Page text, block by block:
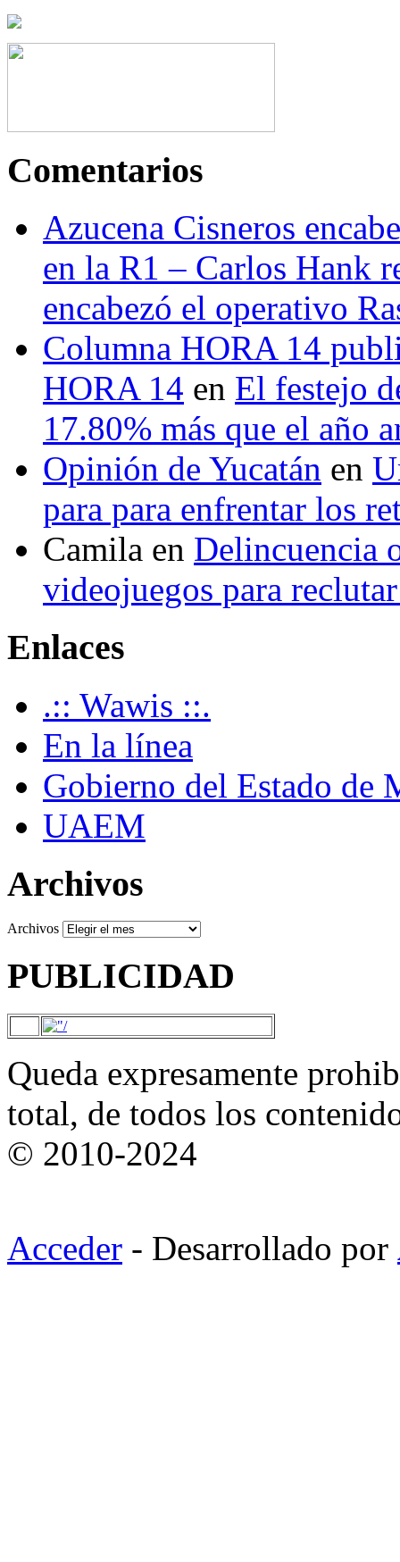
Comentarios
Azucena Cisneros
en la R1 – Carlos Hank
encabezó el operativo
Columna HORA 14
HORA 14 en El festejo
17.80% más que el año
Opinión de Yucatán en
para para enfrentar los
Camila en Delincuencia
videojuegos para
Enlaces
.:: Wawis ::.
En la línea
Gobierno del Estado de
UAEM
Archivos
Archivos
PUBLICIDAD
Queda expresamente
total, de todos los
© 2010-2024
Acceder - Desarrollado por